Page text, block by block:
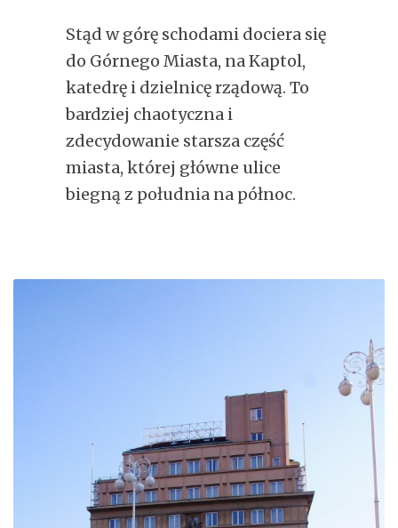
Stąd w górę schodami dociera się
do Górnego Miasta, na Kaptol,
katedrę i dzielnicę rządową. To
bardziej chaotyczna i
zdecydowanie starsza część
miasta, której główne ulice
biegną z południa na północ.